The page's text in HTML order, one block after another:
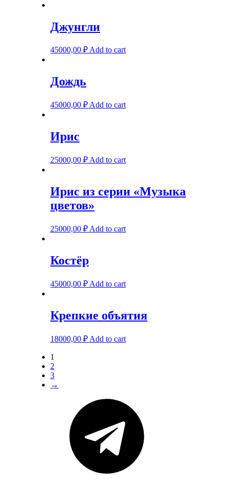
Джунгли
45000,00 ₽Add to cart
Дождь
45000,00 ₽ Add to cart
Ирис
25000,00 ₽ Add to cart
Ирис из серии «Музыка
цветов»
25000,00 ₽ Add to cart
Костёр
45000,00 ₽ Add to cart
Крепкие объятия
18000,00 ₽ Add to cart
1
2
3
→